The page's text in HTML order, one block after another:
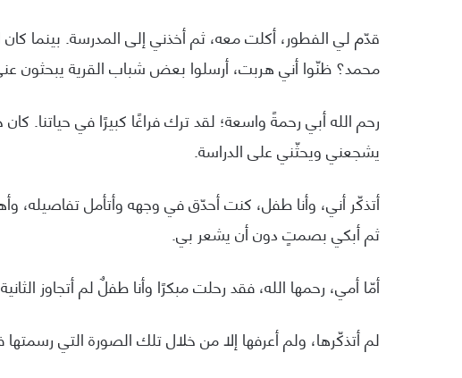
قدّم لي الفطور، أكلت معه، ثم أخذني إلى المدرسة. بينما
محمد؟ ظنّوا أني هربت، أرسلوا بعض شباب القرية يبحثون
رحم الله أبي رحمةً واسعة؛ لقد ترك فراغًا كبيرًا في حياتنا.
يشجعني ويحثّني على الدراسة.
أتذكّر أني، وأنا طفل، كنت أحدّق في وجهه وأتأمل
ثم أبكي بصمتٍ دون أن يشعر بي.
أمّا أمي، رحمها الله، فقد رحلت مبكرًا وأنا طفلٌ لم أتجاوز
لم أتذكّرها، ولم أعرفها إلا من خلال تلك الصورة التي